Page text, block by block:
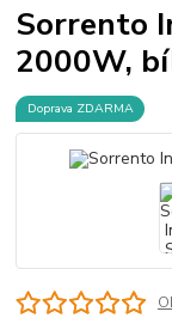
Sorrento
2000W,
Doprava ZDARMA